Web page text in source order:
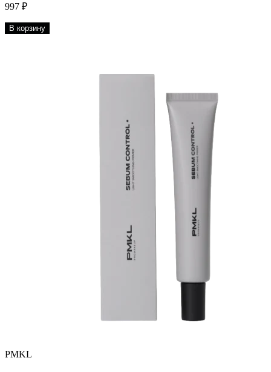
997 ₽
В корзину
PMKL